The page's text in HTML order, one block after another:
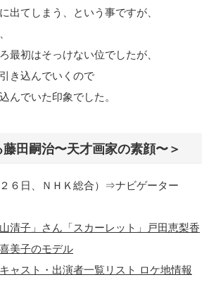
出てしまう、という事ですが、
最初はそっけない位でしたが、
き込んでいくので
んでいた印象でした。
藤田嗣治〜天才画家の素顔〜＞
２６日、ＮＨＫ総合）⇒ナビゲーター
清子」さん「スカーレット」戸田恵梨香
美子のモデル
ャスト・出演者一覧リスト ロケ地情報